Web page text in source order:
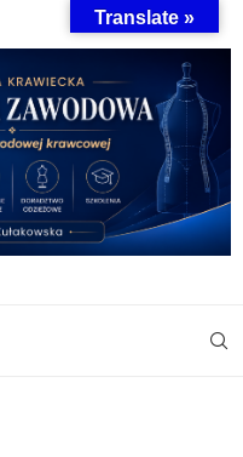
Translate »